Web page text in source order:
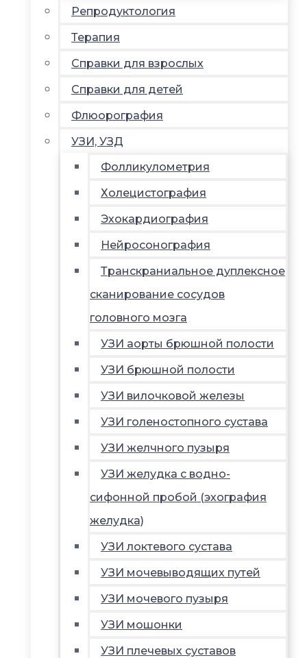
Репродуктология
Терапия
Справки для взрослых
Справки для детей
Флюорография
УЗИ, УЗД
Фолликулометрия
Холецистография
Эхокардиография
Нейросонография
Транскраниальное дуплексное
сканирование сосудов
головного мозга
УЗИ аорты брюшной полости
УЗИ брюшной полости
УЗИ вилочковой железы
УЗИ голеностопного сустава
УЗИ желчного пузыря
УЗИ желудка с водно-
сифонной пробой (эхография
желудка)
УЗИ локтевого сустава
УЗИ мочевыводящих путей
УЗИ мочевого пузыря
УЗИ мошонки
УЗИ плечевых суставов